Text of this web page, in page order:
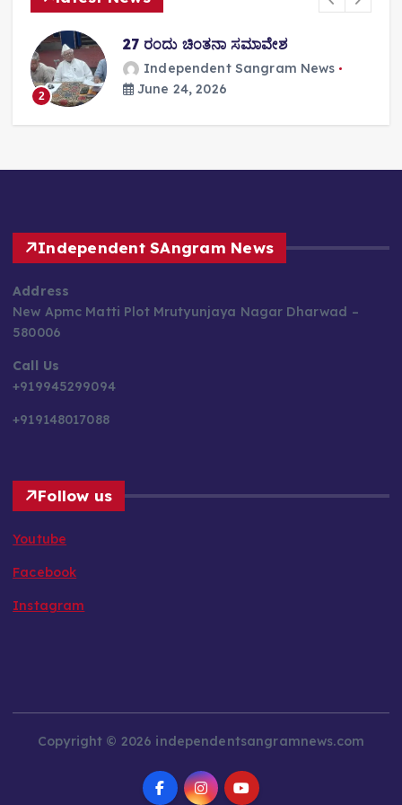
2
27 ರಂದು ಚಿಂತನಾ ಸಮಾವೇಶ
Independent Sangram News
June 24, 2026
Independent SAngram News
Address
New Apmc Matti Plot Mrutyunjaya Nagar Dharwad –
580006
Call Us
+919945299094
+919148017088
Follow us
Youtube
Facebook
Instagram
Copyright © 2026 independentsangramnews.com